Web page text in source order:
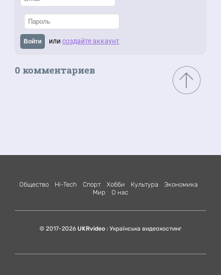
Войти или создайте аккаунт
0 комментариев
Общество Hi-Tech Спорт Хобби Культура
Экономика
Мир
О нас
© 2017-2026 UKRvideo : Українська видеохостинг